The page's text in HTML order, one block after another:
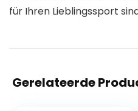
für Ihren Lieblingssport
Gerelateerde